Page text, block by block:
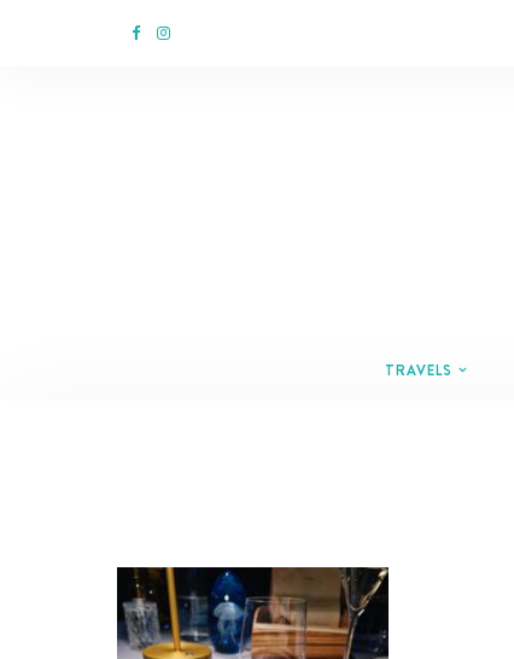
TRAVELS